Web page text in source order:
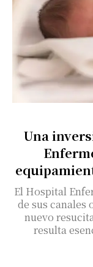
Una
El Hospital
de sus canales
nuevo
resulta